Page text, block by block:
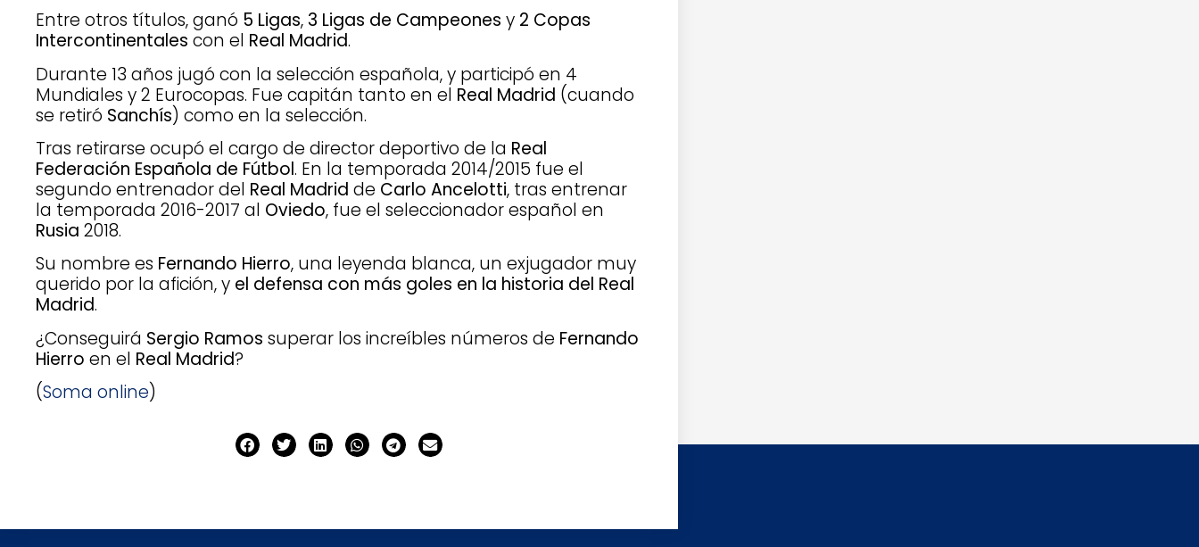
Entre otros títulos, ganó 5 Ligas, 3 Ligas de Campeones y 2 Copas
Intercontinentales con el Real Madrid.
Durante 13 años jugó con la selección española, y participó en 4
Mundiales y 2 Eurocopas. Fue capitán tanto en el Real Madrid (cuando
se retiró Sanchís) como en la selección.
Tras retirarse ocupó el cargo de director deportivo de la Real
Federación Española de Fútbol. En la temporada 2014/2015 fue el
segundo entrenador del Real Madrid de Carlo Ancelotti, tras entrenar
la temporada 2016-2017 al Oviedo, fue el seleccionador español en
Rusia 2018.
Su nombre es Fernando Hierro, una leyenda blanca, un exjugador muy
querido por la afición, y el defensa con más goles en la historia del Real
Madrid.
¿Conseguirá Sergio Ramos superar los increíbles números de Fernando
Hierro en el Real Madrid?
(Soma online)